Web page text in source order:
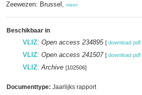
Zeewezen: Brussel, meer
Beschikbaar in
VLIZ: Open access 234895 [ download pdf
VLIZ: Open access 241507 [ download pdf
VLIZ:Archive [102506]
Documenttype: Jaarlijks rapport